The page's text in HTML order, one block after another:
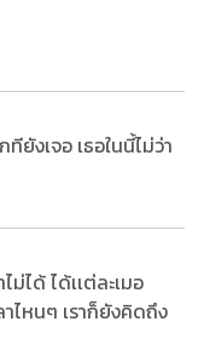
งเจอ เธอในนี้ไม่ว่า
ได้ ได้เเต่ละเมอ
ไหนๆ เราก็ยังคิดถึง